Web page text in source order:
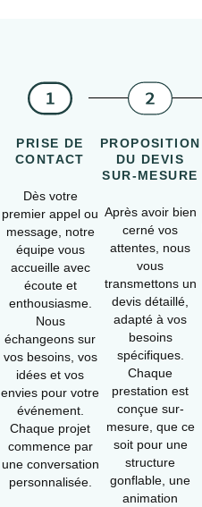
PRISE DE
CONTACT
Dès votre
premier appel ou
message, notre
équipe vous
accueille avec
écoute et
enthousiasme.
Nous
échangeons sur
vos besoins, vos
idées et vos
envies pour votre
événement.
Chaque projet
commence par
une conversation
personnalisée.
PROPOSITION
DU DEVIS
SUR-MESURE
Après avoir bien
cerné vos
attentes, nous
vous
transmettons un
devis détaillé,
adapté à vos
besoins
spécifiques.
Chaque
prestation est
conçue sur-
mesure, que ce
soit pour une
structure
gonflable, une
animation